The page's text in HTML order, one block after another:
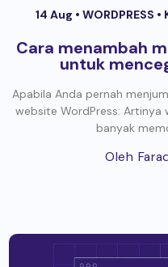
14 Aug • WORDPRESS •
Cara menambah
untuk
Apabila Anda pernah
website WordPress:
banyak
Oleh